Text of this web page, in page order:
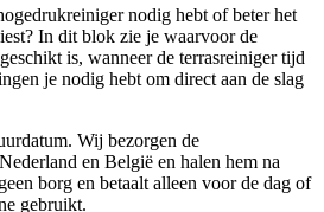
nodig hebt of beter het
In dit blok zie je waarvoor de
is, wanneer de terrasreiniger tijd
je nodig hebt om direct aan de slag
Wij bezorgen de
en België en halen hem na
borg en betaalt alleen voor de dag of
gebruikt.